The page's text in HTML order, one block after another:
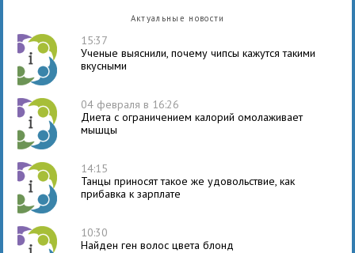
Актуальные новости
15:37
Ученые выяснили, почему чипсы кажутся такими
вкусными
04 февраля в 16:26
Диета с ограничением калорий омолаживает
мышцы
14:15
Танцы приносят такое же удовольствие, как
прибавка к зарплате
10:30
Найден ген волос цвета блонд